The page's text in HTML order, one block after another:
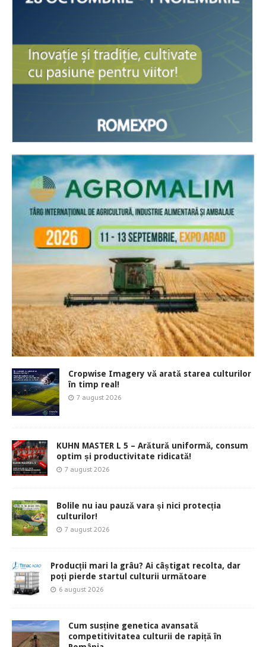
Cropwise Imagery vă arată starea culturilor
în timp real!
7 august 2026
KUHN MASTER L 5 – Arătură uniformă, consum
optim și productivitate ridicată!
7 august 2026
Bolile nu iau pauză vara și nici protecția
culturilor!
7 august 2026
Producții mari la grâu? Ai câștigat recolta, dar
poți pierde startul culturii următoare
6 august 2026
Cum susține genetica avansată
competitivitatea culturii de rapiță în